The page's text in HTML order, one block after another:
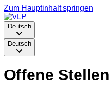
Zum Hauptinhalt springen
Deutsch
Deutsch
Offene Stellen